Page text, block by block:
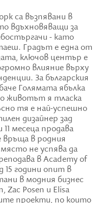
са възпявани в
вдъхновяващи за
- като
Градът e една от
ключов център е
влияние върху
За българския
Голямата ябълка
животът я тласка
тя е най-успешно
дизайнер зад
месеца продава
връща в родния
не успява да
в Academy of
15 години опит в
в модния бизнес
Zac Posen и Elisa
проекти, по които